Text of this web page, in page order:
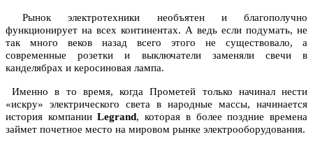
Рынок электротехники необъятен и благополучно
функционирует на всех континентах. А ведь если подумать, не
так много веков назад всего этого не существовало, а
современные розетки и выключатели заменяли свечи в
канделябрах и керосиновая лампа.
Именно в то время, когда Прометей только начинал нести
«искру» электрического света в народные массы, начинается
история компанииLegrand, которая в более поздние времена
займет почетное место на мировом рынке электрооборудования.